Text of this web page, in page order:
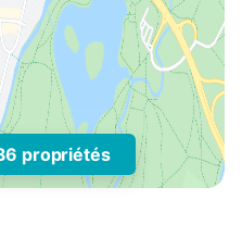
propriétés